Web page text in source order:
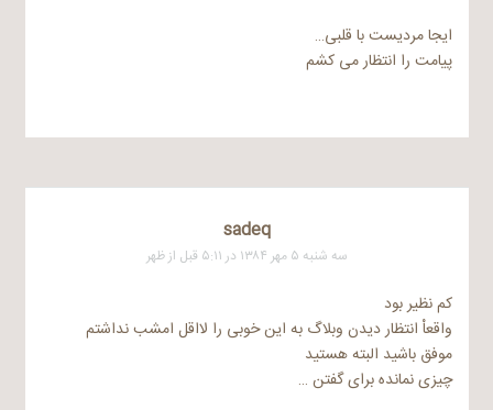
ایجا مردیست با قلبی…
پیامت را انتظار می کشم
sadeq
سه شنبه ۵ مهر ۱۳۸۴ در ۵:۱۱ قبل از ظهر
کم نظیر بود
واقعاْ انتظار دیدن وبلاگ به این خوبی را لااقل امشب نداشتم
موفق باشید البته هستید
چیزی نمانده برای گفتن …